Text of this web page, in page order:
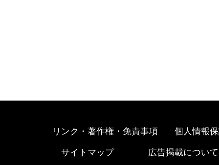
リンク・著作権・免責事項 個人情報
サイトマップ 広告掲載について